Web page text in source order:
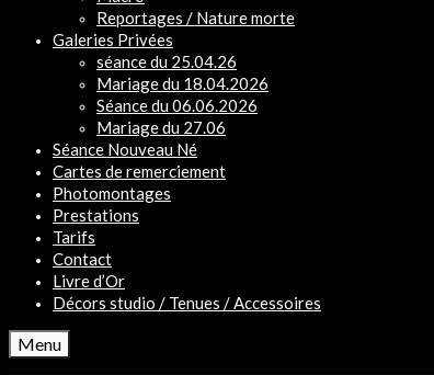
Reportages / Nature morte
Galeries Privées
séance du 25.04.26
Mariage du 18.04.2026
Séance du 06.06.2026
Mariage du 27.06
Séance Nouveau Né
Cartes de remerciement
Photomontages
Prestations
Tarifs
Contact
Livre d’Or
Décors studio / Tenues / Accessoires
Menu